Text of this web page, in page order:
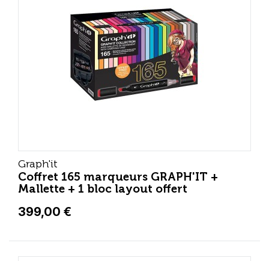
Graph'it
Coffret 165 marqueurs GRAPH'IT +
Mallette + 1 bloc layout offert
399,00 €